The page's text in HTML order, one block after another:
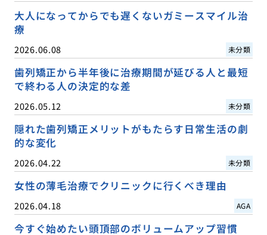
大人になってからでも遅くないガミースマイル治
療
2026.06.08 未分類
歯列矯正から半年後に治療期間が延びる人と最短
で終わる人の決定的な差
2026.05.12 未分類
隠れた歯列矯正メリットがもたらす日常生活の劇
的な変化
2026.04.22 未分類
女性の薄毛治療でクリニックに行くべき理由
2026.04.18 AGA
今すぐ始めたい頭頂部のボリュームアップ習慣